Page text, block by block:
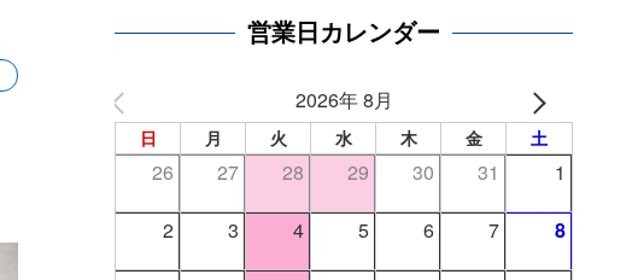
営業日カレンダー
2026年 8月
日 月 火 水 木 金 土
26 27 28 29 30 31 1
2 3 4 5 6 7 8